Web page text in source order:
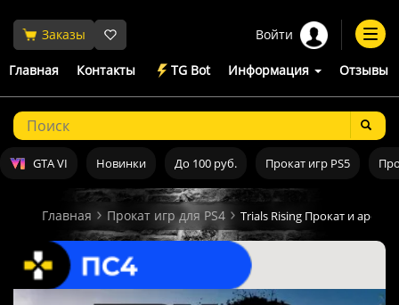
Заказы Войти
Главная Контакты TG Bot Информация Отзывы
GTA VI Новинки До 100 руб. Прокат игр PS5
Главная Прокат игр для PS4 Trials Rising Прокат и